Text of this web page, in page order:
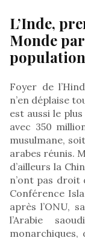
L’Inde,
Monde
population
Foyer de
n’en déplaise
est aussi le
avec 350
musulmane,
arabes réunis.
d’ailleurs la
n’ont pas droit
Conférence
après l’ONU,
l’Arabie
monarchiques,